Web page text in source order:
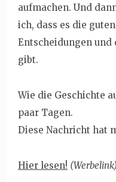
aufmachen. Und
ich, dass es die
Entscheidungen und
gibt.
Wie die Geschichte
paar Tagen.
Diese Nachricht hat
Hier lesen!